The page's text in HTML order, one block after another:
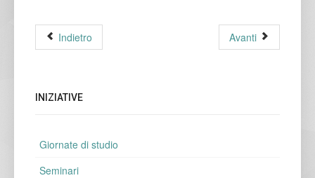
Indietro Avanti
INIZIATIVE
Giornate di studio
Seminari